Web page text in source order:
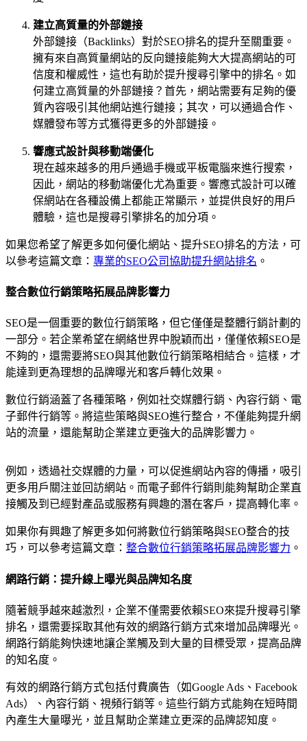
建立高質量的外部鏈接
外部鏈接（Backlinks）對於SEO排名的提升至關重要。
擁有來自高質量網站的反向鏈接能夠大大提高網站的可
信度和權威性，這也有助於提升搜尋引擎中的排名。如
何建立高質量的外部鏈接？首先，網站需要有足夠的優
質內容吸引其他網站進行鏈接；其次，可以通過合作、
媒體發布等方式獲得更多的外部鏈接。
響應式設計與移動端優化
現在越來越多的用戶通過手機或平板電腦來進行搜索，
因此，網站的移動端優化尤為重要。響應式設計可以確
保網站在各種設備上都能正常顯示，並提供良好的用戶
體驗，這也是搜尋引擎排名的加分項。
如果您希望了解更多如何優化網站、提升SEO排名的方法，可
以參考這篇文章： 專業的SEO公司協助提升網站排名 。
整合數位行銷策略拓展品牌影響力
SEO是一個重要的數位行銷策略，但它僅僅是整體行銷計劃的
一部分。若企業希望在網絡世界中脫穎而出，僅僅依賴SEO是
不夠的，還需要將SEO與其他數位行銷策略相結合。這樣，才
能達到更為理想的品牌曝光和客戶轉化效果。
數位行銷涵蓋了各種策略，例如社交媒體行銷、內容行銷、電
子郵件行銷等。將這些策略與SEO進行整合，不僅能夠提升網
站的流量，還能幫助企業建立更強大的品牌影響力。
例如，透過社交媒體的力量，可以促進網站內容的傳播，吸引
更多用戶關注並回訪網站。而電子郵件行銷則能夠幫助企業直
接觸及到已經對產品或服務有興趣的潛在客戶，提高轉化率。
如果你有興趣了解更多如何將數位行銷策略與SEO整合的技
巧，可以參考這篇文章： 整合數位行銷策略拓展品牌影響力 。
網路行銷：提升線上曝光與品牌知名度
隨著競爭越來越激烈，企業不僅需要依賴SEO來提升搜尋引擎
排名，還需要採取其他有效的網路行銷方式來增加品牌曝光。
網路行銷能夠快速地讓企業觸及到大量的目標受眾，提高品牌
的知名度。
有效的網路行銷方式包括付費廣告（如Google Ads、Facebook
Ads）、內容行銷、視頻行銷等。這些行銷方式能夠在短時間
內產生大量曝光，並且幫助企業建立更深的品牌認知度。